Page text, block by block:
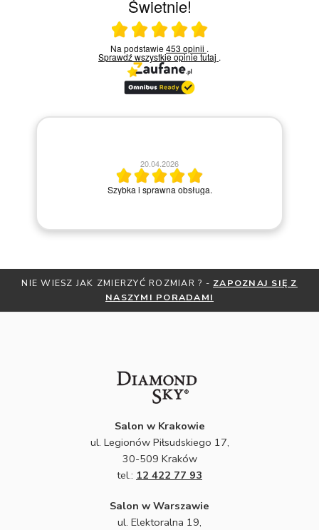
Świetnie!
Ocena średnia 5 na 5
Na podstawie453 opinii .
Sprawdź wszystkie opinietutaj .
20.04.2026
Szybka i sprawna obsługa.
NIE WIESZ JAK ZMIERZYĆ ROZMIAR ? - ZAPOZNAJ SIĘ Z
NASZYMI PORADAMI
Salon w Krakowie
ul. Legionów Piłsudskiego 17,
30-509 Kraków
tel.: 12 422 77 93
Salon w Warszawie
ul. Elektoralna 19,